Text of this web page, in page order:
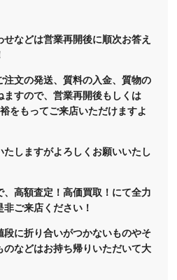
などは営業再開後に順次お答え
文の発送、質料の入金、質物の
ますので、営業再開後もしくは
をもってご来店いただけますよ
しますがよろしくお願いいたし
高額査定！高価買取！にて全力
ご来店ください！
に折り合いがつかないものやそ
のなどはお持ち帰りいただいて大